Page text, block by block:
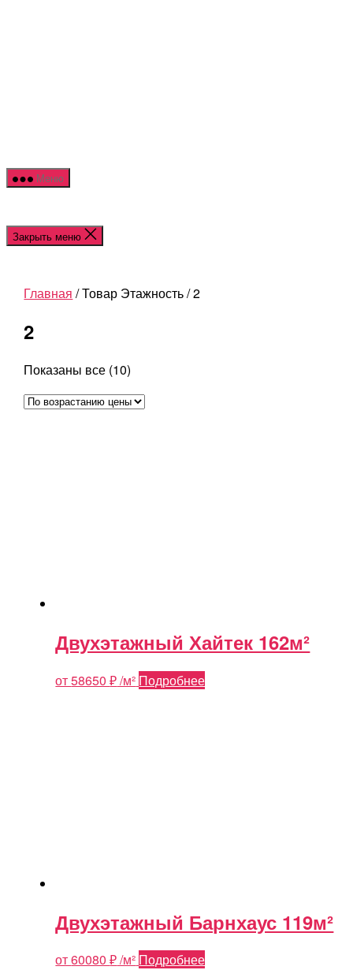
Меню
Закрыть меню
Главная / Товар Этажность / 2
2
Показаны все (10)
возрастанию
Двухэтажный Хайтек 162м²
от58650₽/м² Подробнее
Двухэтажный Барнхаус 119м²
от60080₽/м² Подробнее